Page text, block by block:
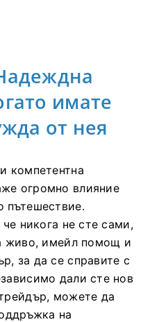
имате
от нея
компетентна
огромно влияние
пътешествие.
никога не сте сами,
живо, имейл помощ и
за да се справите с
дали сте нов
можете да
на